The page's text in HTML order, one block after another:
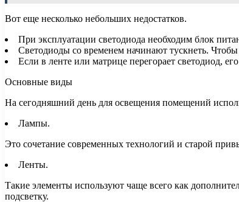
Вот еще несколько небольших недостатков.
При эксплуатации светодиода необходим блок
Светодиоды со временем начинают тускнеть.
Если в ленте или матрице перегорает светодиод,
Основные виды
На сегодняшний день для освещения помещений
Лампы.
Это сочетание современных технологий и старой
Ленты.
Такие элементы используют чаще всего как
подсветку.